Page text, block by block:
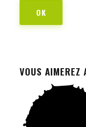
OK
VOUS AIMEREZ